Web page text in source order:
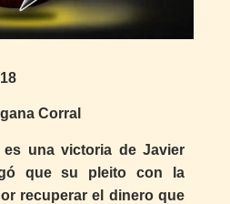
Corral
es una victoria de Javier
que su pleito con la
recuperar el dinero que